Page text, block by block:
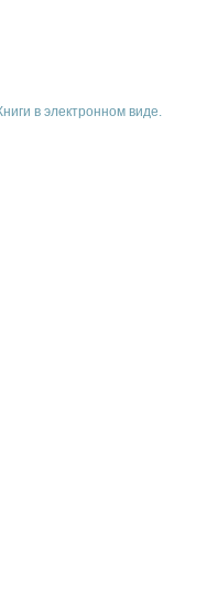
в электронном виде.